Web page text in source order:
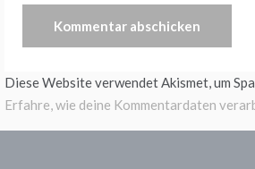
Diese Website verwendet Akismet, um
Erfahre, wie deine Kommentardaten